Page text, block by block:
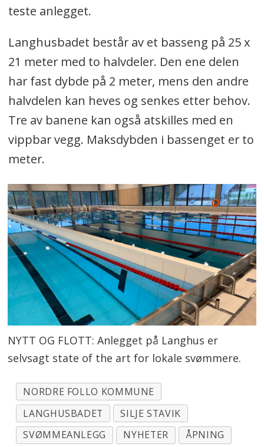
teste anlegget.
Langhusbadet består av et basseng på 25 x
21 meter med to halvdeler. Den ene delen
har fast dybde på 2 meter, mens den andre
halvdelen kan heves og senkes etter behov.
Tre av banene kan også atskilles med en
vippbar vegg. Maksdybden i bassenget er to
meter.
NYTT OG FLOTT: Anlegget på Langhus er
selvsagt state of the art for lokale svømmere.
NORDRE FOLLO KOMMUNE
LANGHUSBADET
SILJE STAVIK
SVØMMEANLEGG
NYHETER ÅPNING